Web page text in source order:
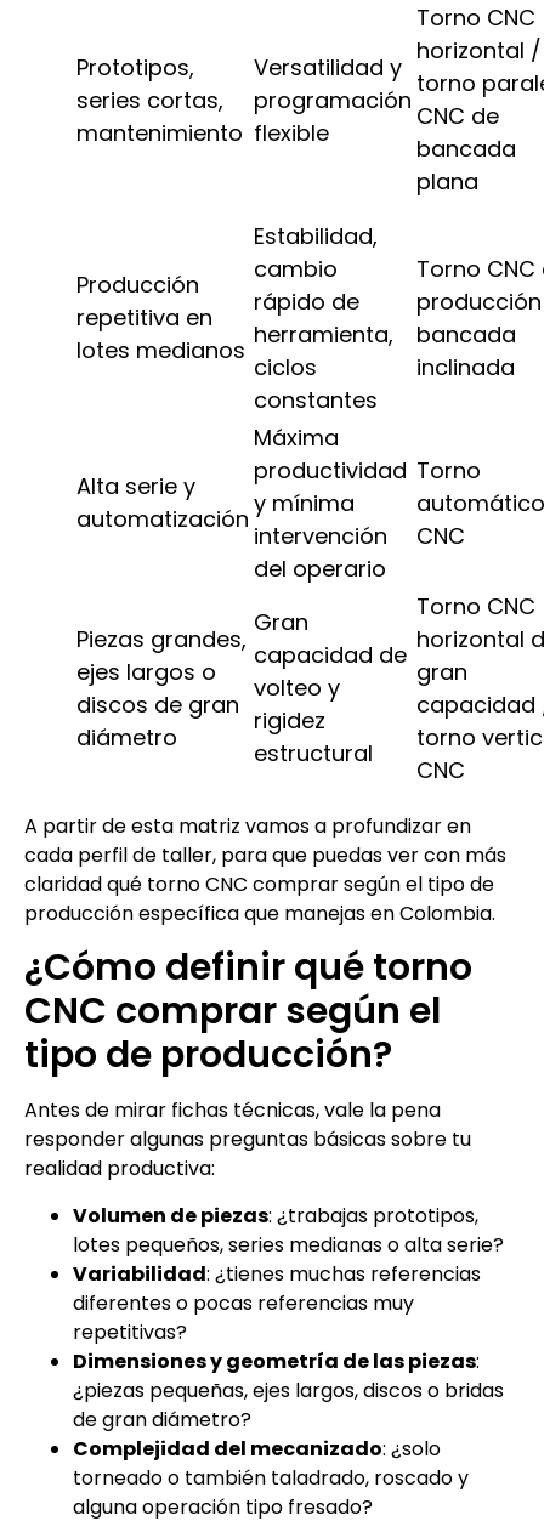
Prototipos,
series cortas,
mantenimiento
Versatilidad y
programación
flexible
Torno CNC
horizontal /
torno
CNC de
bancada
plana
Producción
repetitiva en
lotes medianos
Estabilidad,
cambio
rápido de
herramienta,
ciclos
constantes
Torno CNC
bancada
inclinada
Alta serie y
automatización
Máxima
productividad
y mínima
intervención
del operario
Torno
automático
CNC
Piezas grandes,
ejes largos o
discos de gran
diámetro
Gran
capacidad de
volteo y
rigidez
estructural
Torno CNC
horizontal
gran
capacidad
torno
CNC
A partir de esta matriz vamos a profundizar en
cada perfil de taller, para que puedas ver con más
claridad qué torno CNC comprar según el tipo de
producción específica que manejas en Colombia.
¿Cómo definir qué torno
CNC comprar según el
tipo de producción?
Antes de mirar fichas técnicas, vale la pena
responder algunas preguntas básicas sobre tu
realidad productiva:
Volumen de piezas: ¿trabajas prototipos,
lotes pequeños, series medianas o alta serie?
Variabilidad: ¿tienes muchas referencias
diferentes o pocas referencias muy
repetitivas?
Dimensiones y geometría de las piezas:
¿piezas pequeñas, ejes largos, discos o bridas
de gran diámetro?
Complejidad del mecanizado: ¿solo
torneado o también taladrado, roscado y
alguna operación tipo fresado?